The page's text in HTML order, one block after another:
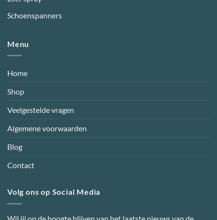
Schoenspanners
Menu
Home
Shop
Veelgestelde vragen
Algemene voorwaarden
Blog
Contact
Volg ons op Social Media
Wil jij op de hoogte blijven van het laatste nieuws van de